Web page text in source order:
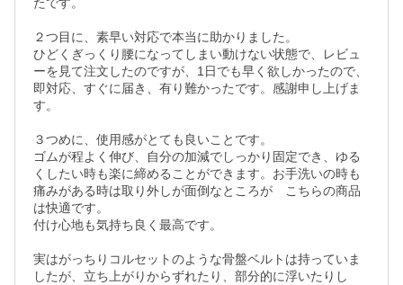
２つ目に、素早い対応で本当に助かりました。
ひどくぎっくり腰になってしまい動けない状態で、レビュ
ーを見て注文したのですが、1日でも早く欲しかったので、
即対応、すぐに届き、有り難かったです。感謝申し上げま
す。
３つめに、使用感がとても良いことです。
ゴムが程よく伸び、自分の加減でしっかり固定でき、ゆる
くしたい時も楽に締めることができます。お手洗いの時も
痛みがある時は取り外しが面倒なところが　こちらの商品
は快適です。
付け心地も気持ち良く最高です。
実はがっちりコルセットのような骨盤ベルトは持っていま
したが、立ち上がりからずれたり、部分的に浮いたりし